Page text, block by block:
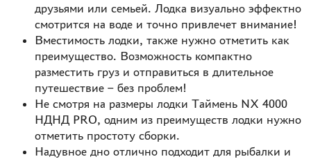
друзьями или семьей. Лодка визуально эффектно
смотрится на воде и точно привлечет внимание!
Вместимость лодки, также нужно отметить как
преимущество. Возможность компактно
разместить груз и отправиться в длительное
путешествие – без проблем!
Не смотря на размеры лодки Таймень NX 4000
НДНД PRO, одним из преимуществ лодки нужно
отметить простоту сборки.
Надувное дно отлично подходит для рыбалки и